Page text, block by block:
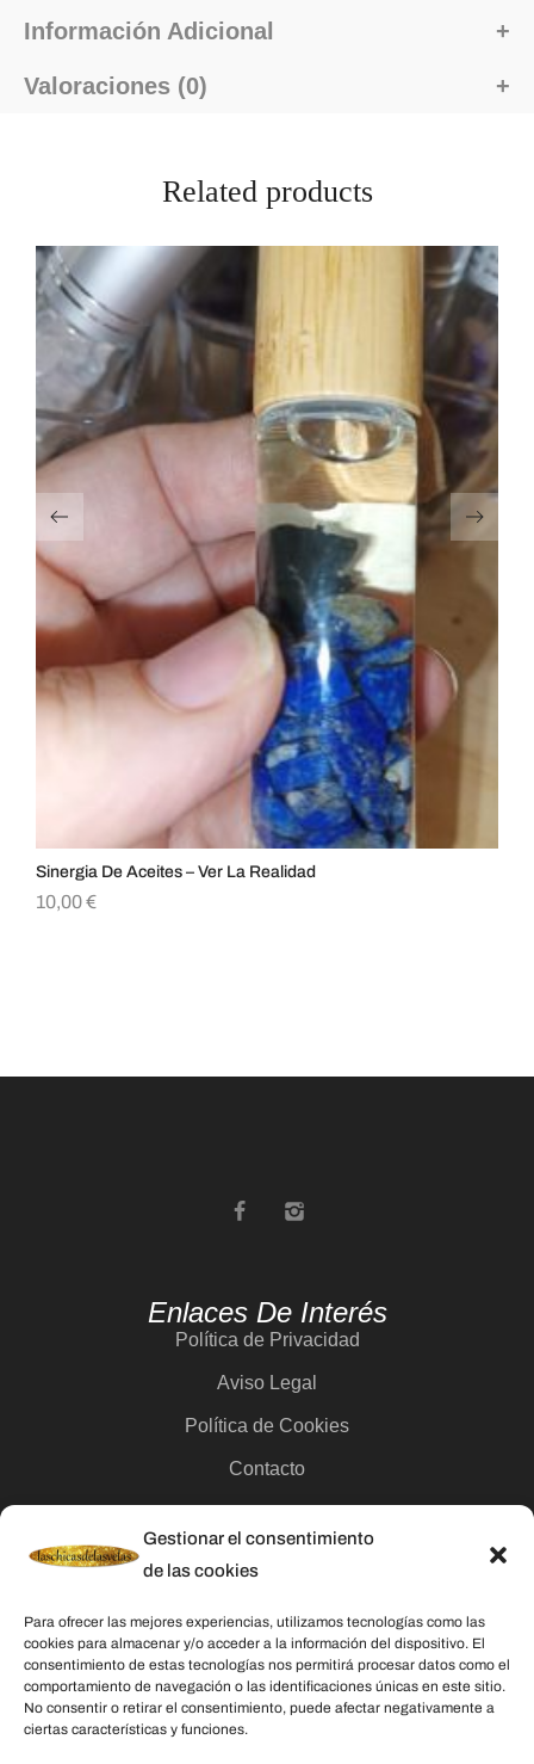
Gestionar el consentimiento
de las cookies
Para ofrecer las mejores experiencias, utilizamos tecnologías como las
cookies para almacenar y/o acceder a la información del dispositivo. El
consentimiento de estas tecnologías nos permitirá procesar datos como el
comportamiento de navegación o las identificaciones únicas en este sitio.
No consentir o retirar el consentimiento, puede afectar negativamente a
ciertas características y funciones.
Información Adicional
Valoraciones (0)
Related products
Sinergia De Aceites – Ver La Realidad
10,00€
Enlaces De Interés
Política de Privacidad
Aviso Legal
Política de Cookies
Contacto
Categorías
Velas
Inciensos
Aceites esenciales
Aguas rituales y colonias